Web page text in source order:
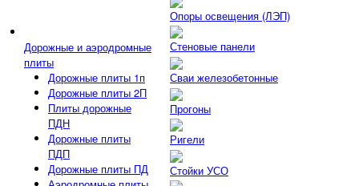
Дорожные и аэродромные
плиты
Дорожные плиты 1п
Дорожные плиты 2П
Плиты дорожные
ПДН
Дорожные плиты
ПДП
Дорожные плиты ПД
Опоры освещения (ЛЭП)
Стеновые панели
Сваи железобетонные
Прогоны
Ригели
Стойки УСО